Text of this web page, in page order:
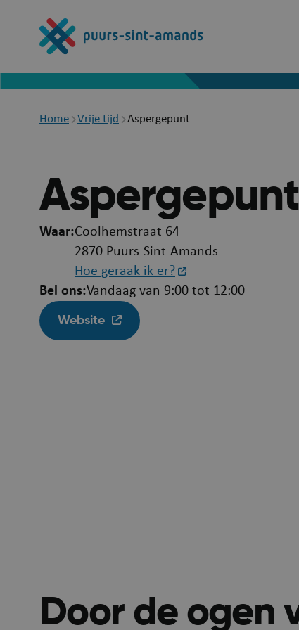
inhoud
gaan
Breadcrumb
Home Vrije tijd Aspergepunt
Aspergepunt
Waar Coolhemstraat 64
2870 Puurs-Sint-Amands
Hoe geraak ik er?
Bel ons Vandaag van 9:00 tot 12:00
Website
Door de ogen